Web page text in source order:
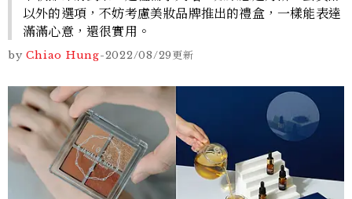
以外的選項，不妨考慮美妝品牌推出的禮盒，一樣能表達
滿滿心意，還很實用。
by Chiao Hung-2022/08/29更新